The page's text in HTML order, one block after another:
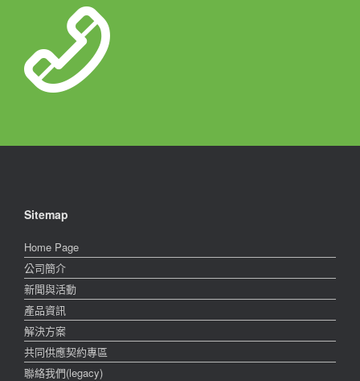
Sitemap
Home Page
公司簡介
新聞與活動
產品資訊
解決方案
共同供應契約專區
聯絡我們(legacy)